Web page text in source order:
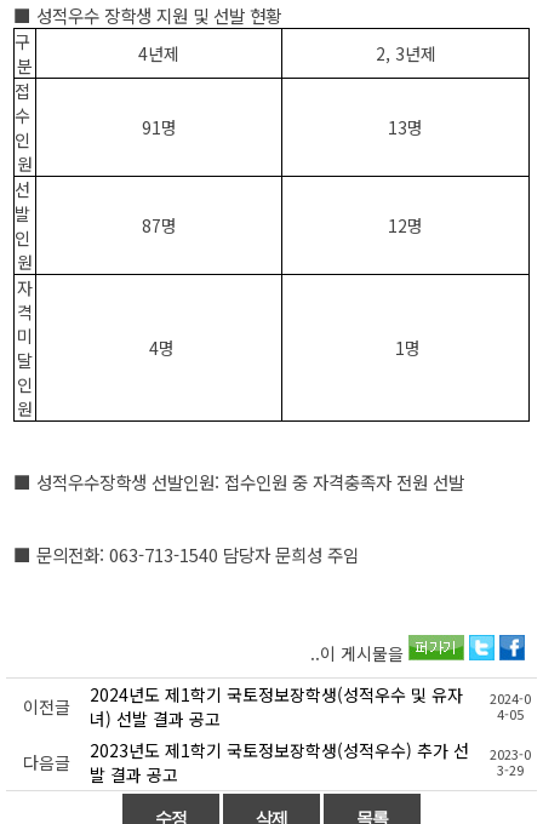
■ 성적우수 장학생 지원 및 선발 현황
구
분
4년제
2, 3년제
접
수
인
원
91명 13명
선
발
인
원
87명 12명
자
격
미
달
인
원
4명 1명
■ 성적우수장학생 선발인원: 접수인원 중 자격충족자 전원 선발
■ 문의전화: 063-713-1540 담당자 문희성 주임
..이 게시물을
이전글
2024년도 제1학기 국토정보장학생(성적우수 및 유자
녀) 선발 결과 공고
2024-0
4-05
다음글
2023년도 제1학기 국토정보장학생(성적우수) 추가 선
발 결과 공고
2023-0
3-29